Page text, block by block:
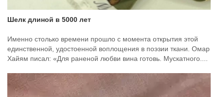
Шелк длиной в 5000 лет
Именно столько времени прошло с момента открытия этой
единственной, удостоенной воплощения в поэзии ткани. Омар
Хайям писал: «Для раненой любви вина готовь. Мускатного....